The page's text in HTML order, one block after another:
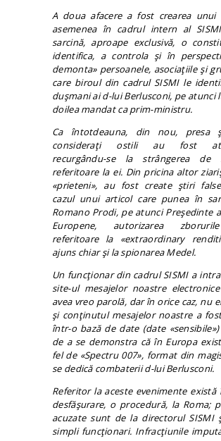
A doua afacere a fost crearea unui
asemenea în cadrul intern al
sarcină, aproape exclusivă, o
identifica, a controla şi în
demonta» persoanele, asociaţiile şi
care biroul din cadrul SISMI le
duşmani ai d-lui Berlusconi, pe atunci
doilea mandat ca prim-ministru.
Ca întotdeauna, din nou, presa
consideraţi ostili au fost
recurgându-se la strângerea de
referitoare la ei. Din pricina altor
«prieteni», au fost create ştiri
cazul unui articol care punea în
Romano Prodi, pe atunci Preşedinte
Europene, autorizarea
referitoare la «extraordinary
ajuns chiar şi la spionarea Medel.
Un funcţionar din cadrul SISMI a
site-ul mesajelor noastre
avea vreo parolă, dar în orice caz, nu
şi conţinutul mesajelor noastre a
într-o bază de date (date
de a se demonstra că în Europa
fel de «Spectru 007», format din
se dedică combaterii d-lui Berlusconi.
Referitor la aceste evenimente există
desfăşurare, o procedură, la Roma;
acuzate sunt de la directorul SISMI
simpli funcţionari. Infracţiunile